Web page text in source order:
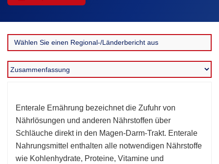
Enterale Ernährung bezeichnet die Zufuhr von
Nährlösungen und anderen Nährstoffen über
Schläuche direkt in den Magen-Darm-Trakt. Enterale
Nahrungsmittel enthalten alle notwendigen Nährstoffe
wie Kohlenhydrate, Proteine, Vitamine und